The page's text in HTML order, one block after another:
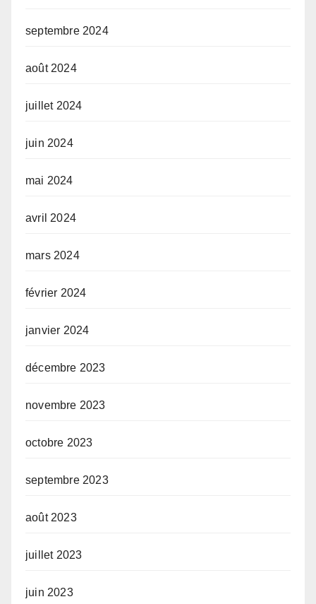
septembre 2024
août 2024
juillet 2024
juin 2024
mai 2024
avril 2024
mars 2024
février 2024
janvier 2024
décembre 2023
novembre 2023
octobre 2023
septembre 2023
août 2023
juillet 2023
juin 2023